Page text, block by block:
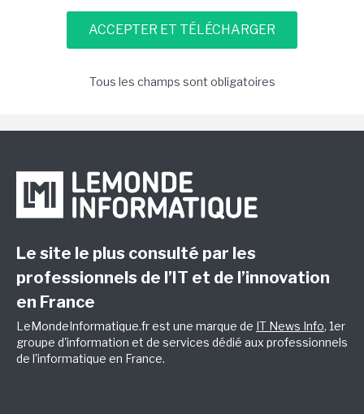
Tous les champs sont obligatoires
Le site le plus consulté par les
professionnels de l’IT et de l’innovation
en France
LeMondeInformatique.fr est une marque de IT News Info, 1er
groupe d'information et de services dédié aux professionnels
de l'informatique en France.